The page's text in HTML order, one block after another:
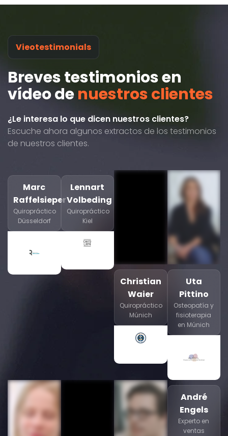
Vieotestimonials
Breves testimonios en
vídeo denuestros clientes
¿Le interesa lo que dicen nuestros clientes?
Escuche ahora algunos extractos de los testimonios
de nuestros clientes.
Marc
Raffelsieper
Quiropráctico
Düsseldorf
Lennart
Volbeding
Quiropráctico
Kiel
Christian
Waier
Quiropráctico
Múnich
Uta
Pittino
Osteopatía y
fisioterapia
en Múnich
André
Engels
Experto en
ventas